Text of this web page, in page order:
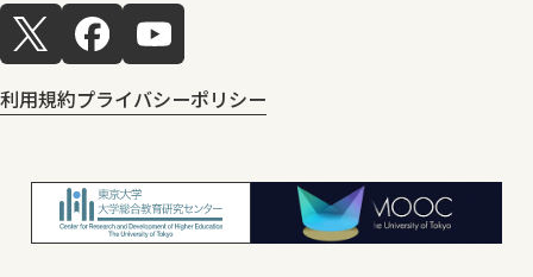
利用規約プライバシーポリシー